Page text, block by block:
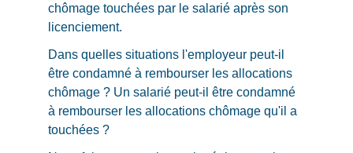
chômage touchées par le salarié après son
licenciement.
Dans quelles situations l'employeur peut-il
être condamné à rembourser les allocations
chômage ? Un salarié peut-il être condamné
à rembourser les allocations chômage qu'il a
touchées ?